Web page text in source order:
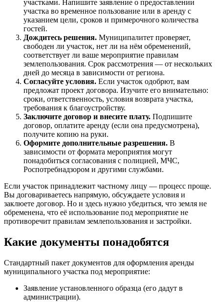
участками. Напишите заявление о предоставлении
участка во временное пользование или в аренду с
указанием цели, сроков и примерочного количества
гостей.
Дождитесь решения. Муниципалитет проверяет,
свободен ли участок, нет ли на нём обременений,
соответствует ли ваше мероприятие правилам
землепользования. Срок рассмотрения — от нескольких
дней до месяца в зависимости от региона.
Согласуйте условия. Если участок одобрют, вам
предложат проект договора. Изучите его внимательно:
сроки, ответственность, условия возврата участка,
требования к благоустройству.
Заключите договор и внесите плату. Подпишите
договор, оплатите аренду (если она предусмотрена),
получите копию на руки.
Оформите дополнительные разрешения. В
зависимости от формата мероприятия могут
понадобиться согласования с полицией, МЧС,
Роспотребнадзором и другими службами.
Если участок принадлежит частному лицу — процесс проще.
Вы договариваетесь напрямую, обсуждаете условия и
заклюете договор. Но и здесь нужно убедиться, что земля не
обременена, что её использование под мероприятие не
противоречит правилам землепользования и застройки.
Какие документы понадобятся
Стандартный пакет документов для оформления аренды
муниципального участка под мероприятие:
Заявление установленного образца (его дадут в
администрации).